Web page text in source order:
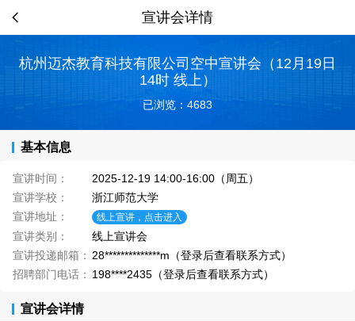
宣讲会详情
杭州迈杰教育科技有限公司空中宣讲会（12月19日
14时 线上）
已浏览：4683
基本信息
宣讲时间：
2025-12-19 14:00-16:00（周五）
宣讲学校：
浙江师范大学
宣讲地址：
线上宣讲，点击进入
宣讲类别：
线上宣讲会
宣讲投递邮箱： 28**************m（登录后查看联系方式）
招聘部门电话： 198****2435（登录后查看联系方式）
宣讲会详情